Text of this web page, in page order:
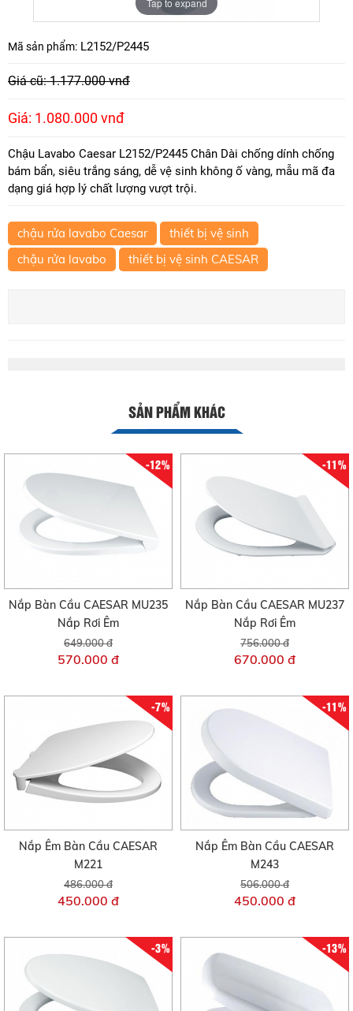
Mã sản phẩm: L2152/P2445
Giá cũ: 1.177.000 vnđ
Giá: 1.080.000 vnđ
Chậu Lavabo Caesar L2152/P2445 Chân Dài chống dính chống
bám bẩn, siêu trắng sáng, dễ vệ sinh không ố vàng, mẫu mã đa
dạng giá hợp lý chất lượng vượt trội.
chậu rửa lavabo Caesar
thiết bị vệ sinh
chậu rửa lavabo
thiết bị vệ sinh CAESAR
SẢN PHẨM KHÁC
-12%
Nắp Bàn Cầu CAESAR MU235
Nắp Rơi Êm
649.000 đ
570.000 đ
-11%
Nắp Bàn Cầu CAESAR MU237
Nắp Rơi Êm
756.000 đ
670.000 đ
-7%
Nắp Êm Bàn Cầu CAESAR
M221
486.000 đ
450.000 đ
-11%
Nắp Êm Bàn Cầu CAESAR
M243
506.000 đ
450.000 đ
-3% -13%